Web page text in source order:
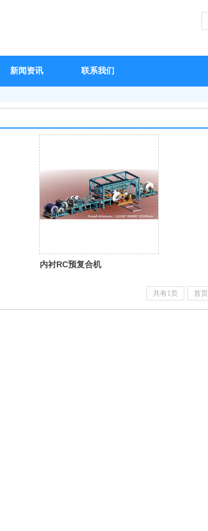
新闻资讯 联系我们
内衬RC预复合机
共有1页 首页